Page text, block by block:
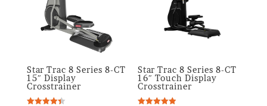
Star Trac 8 Series 8-CT
15″ Display
Crosstrainer
Star Trac 8 Series 8-CT
16″ Touch Display
Crosstrainer